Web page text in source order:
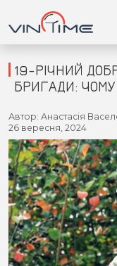
Головна
Війна
Новини
Кримінал
Здоров'я
19-РІЧНИЙ
БРИГАДИ: ЧОМУ
Автор: Анастасія
26 вересня, 2024